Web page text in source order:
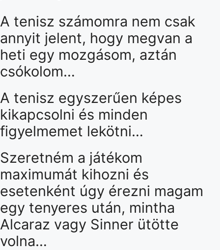
A tenisz számomra nem csak
annyit jelent, hogy megvan a
heti egy mozgásom, aztán
csókolom…
A tenisz egyszerűen képes
kikapcsolni és minden
figyelmemet lekötni…
Szeretném a játékom
maximumát kihozni és
esetenként úgy érezni magam
egy tenyeres után, mintha
Alcaraz vagy Sinner ütötte
volna…